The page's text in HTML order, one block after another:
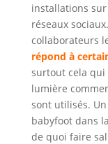
installations
réseaux
collaborateurs
répond à
surtout cela
lumière
sont utilisés.
babyfoot dans
de quoi faire